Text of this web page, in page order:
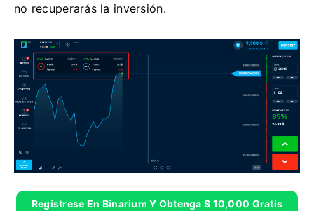
no recuperarás la inversión.
Regístrese En Binarium Y Obtenga $ 10,000 Gratis